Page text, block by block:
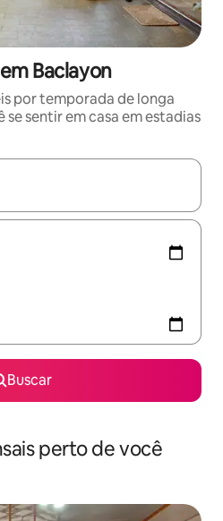
Baclayon
por temporada de longa
sentir em casa em estadias
disponíveis, explore-os
Buscar
perto de você